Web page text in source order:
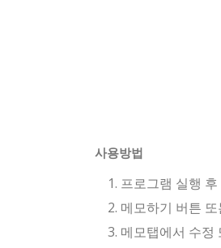
사용방법
프로그램 실행
메모하기 버튼
메모탭에서 수정